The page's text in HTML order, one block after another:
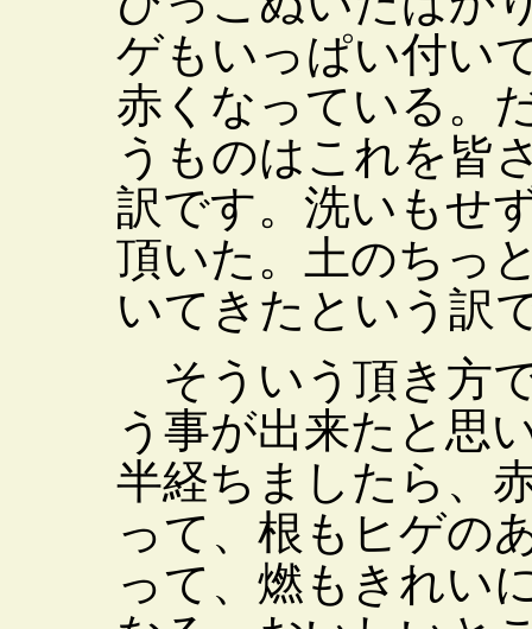
ゲもいっぱい付い
赤くなっている。
うものはこれを皆
訳です。洗いもせ
頂いた。土のちっ
いてきたという訳
そういう頂き方
う事が出来たと思
半経ちましたら、
って、根もヒゲの
って、燃もきれい